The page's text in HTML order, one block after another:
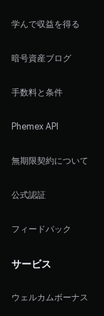
学んで収益を得る
暗号資産ブログ
手数料と条件
Phemex API
無期限契約について
公式認証
フィードバック
サービス
ウェルカムボーナス